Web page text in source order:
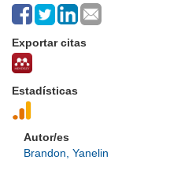
Exportar citas
Estadísticas
Autor/es
Brandon, Yanelin